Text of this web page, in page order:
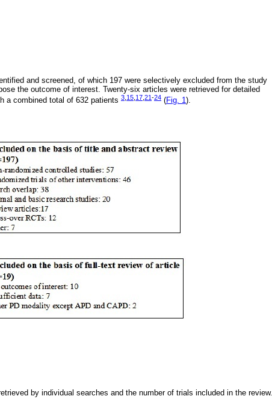
and screened, of which 197 were selectively excluded from the study
the outcome of interest. Twenty-six articles were retrieved for detailed
a combined total of 632 patients 3 15 17 21-24 (Fig. 1).
by individual searches and the number of trials included in the review.